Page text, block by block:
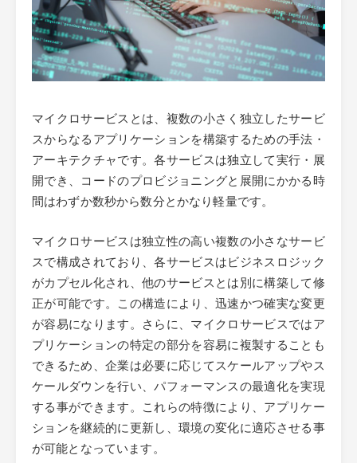
マイクロサービスとは、複数の小さく独立したサービ
スからなるアプリケーションを構築するための手法・
アーキテクチャです。各サービスは独立して実行・展
開でき、コードのプロビジョニングと展開にかかる時
間はわずか数秒から数分とかなり軽量です。
マイクロサービスは独立性の高い複数の小さなサービ
スで構成されており、各サービスはビジネスロジック
がカプセル化され、他のサービスとは別に構築して修
正が可能です。この構造により、迅速かつ確実な変更
が容易になります。さらに、マイクロサービスではア
プリケーションの特定の部分を容易に複製することも
できるため、企業は必要に応じてスケールアップやス
ケールダウンを行い、パフォーマンスの最適化を実現
する事ができます。これらの特徴により、アプリケー
ションを継続的に更新し、環境の変化に適応させる事
が可能となっています。